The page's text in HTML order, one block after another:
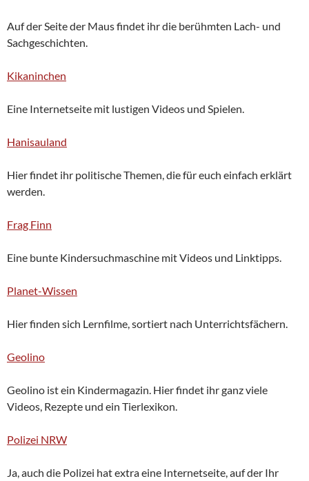
Auf der Seite der Maus findet ihr die berühmten Lach- und
Sachgeschichten.
Kikaninchen
Eine Internetseite mit lustigen Videos und Spielen.
Hanisauland
Hier findet ihr politische Themen, die für euch einfach erklärt
werden.
Frag Finn
Eine bunte Kindersuchmaschine mit Videos und Linktipps.
Planet-Wissen
Hier finden sich Lernfilme, sortiert nach Unterrichtsfächern.
Geolino
Geolino ist ein Kindermagazin. Hier findet ihr ganz viele
Videos, Rezepte und ein Tierlexikon.
Polizei NRW
Ja, auch die Polizei hat extra eine Internetseite, auf der Ihr